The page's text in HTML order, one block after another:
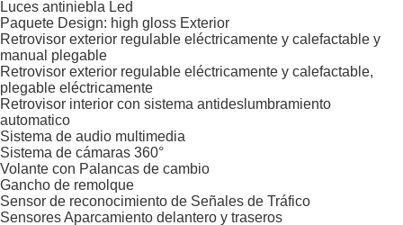
Luces antiniebla Led
Paquete Design: high gloss Exterior
Retrovisor exterior regulable eléctricamente y calefactable y
manual plegable
Retrovisor exterior regulable eléctricamente y calefactable,
plegable eléctricamente
Retrovisor interior con sistema antideslumbramiento
automatico
Sistema de audio multimedia
Sistema de cámaras 360°
Volante con Palancas de cambio
Gancho de remolque
Sensor de reconocimiento de Señales de Tráfico
Sensores Aparcamiento delantero y traseros